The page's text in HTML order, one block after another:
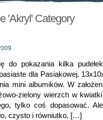
'Akryl' Category
do pokazania kilka
dla Pasiakowej.
mini albumików. W
zielony wierzch w
tylko coś dopasować.
czysto i równiutko, […]